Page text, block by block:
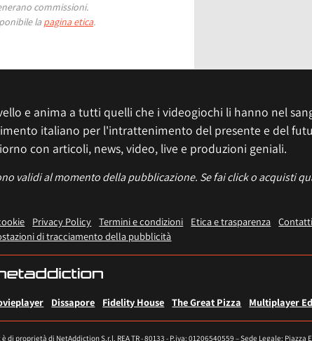
commissioni.
la pagina etica.
e anima a tutti quelli che i videogiochi li hanno nel
italiano per l'intrattenimento del presente e del
con articoli, news, video, live e produzioni geniali.
validi al momento della pubblicazione. Se fai click o acquisti
Privacy Policy Termini e condizioni Etica e trasparenza Contatti
di tracciamento della pubblicità
Dissapore Fidelity House The Great Pizza Multiplayer
di proprietà di NetAddiction S.r.l. REA TR - 80133 - P.iva: 01206540559 – Sede Legale: Piazza